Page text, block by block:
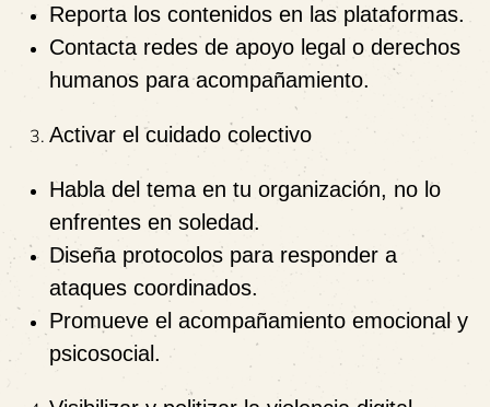
Reporta los contenidos en las plataformas.
Contacta redes de apoyo legal o derechos
humanos para acompañamiento.
Activar el cuidado colectivo
Habla del tema en tu organización, no lo
enfrentes en soledad.
Diseña protocolos para responder a
ataques coordinados.
Promueve el acompañamiento emocional y
psicosocial.